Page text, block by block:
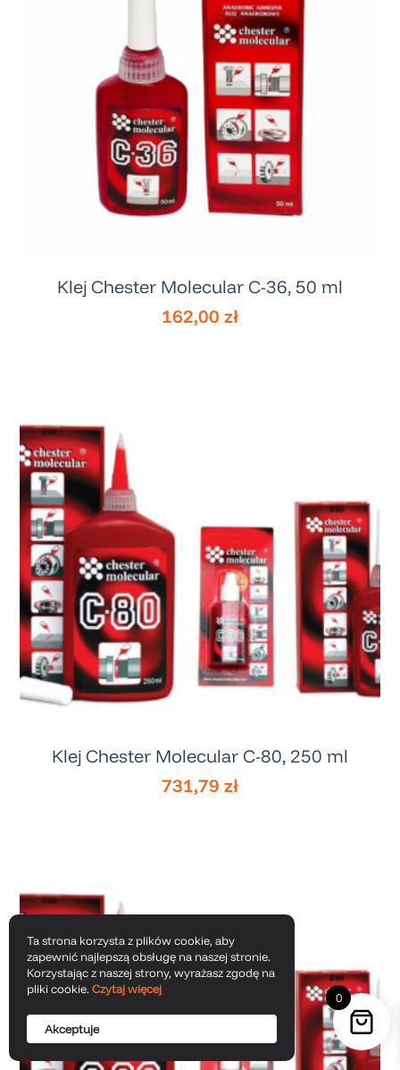
Klej Chester Molecular C-36, 50 ml
162,00 zł
Klej Chester Molecular C-80, 250 ml
731,79 zł
Ta strona korzysta z plików cookie, aby
zapewnić najlepszą obsługę na naszej stronie.
Korzystając z naszej strony, wyrażasz zgodę na
pliki cookie. Czytaj więcej
Akceptuje
0